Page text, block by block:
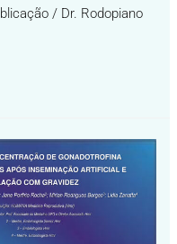
/ Dr. Rodopiano